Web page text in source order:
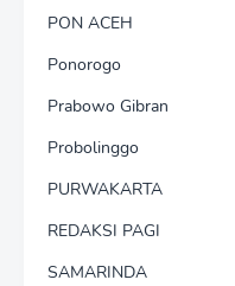
PON ACEH
Ponorogo
Prabowo Gibran
Probolinggo
PURWAKARTA
REDAKSI PAGI
SAMARINDA